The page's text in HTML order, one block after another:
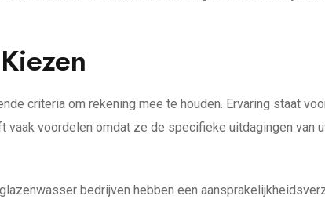
criteria om rekening mee te houden. Ervaring staat
voordelen omdat ze de specifieke uitdagingen van
bedrijven hebben een